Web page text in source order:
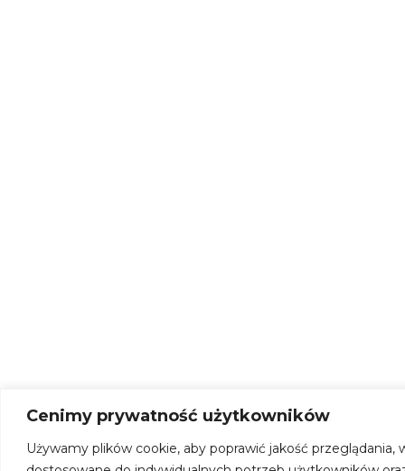
Cenimy prywatność użytkowników
Używamy plików cookie, aby poprawić jakość